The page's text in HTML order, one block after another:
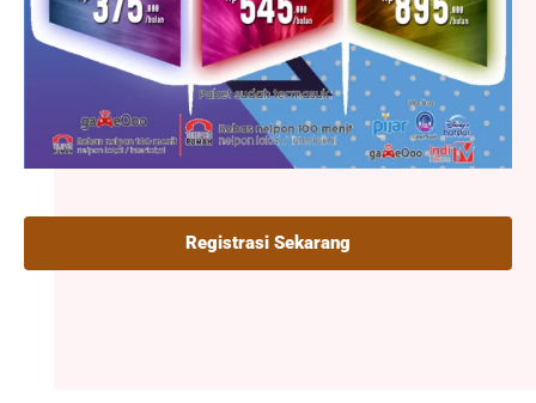
Registrasi Sekarang